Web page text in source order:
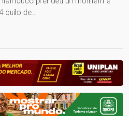
quilo de…